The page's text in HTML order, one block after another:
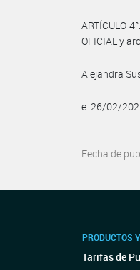
ARTÍCULO
OFICIAL y
Alejandra
e. 26/02/
Fecha de
PRODUCTOS
Tarifas de